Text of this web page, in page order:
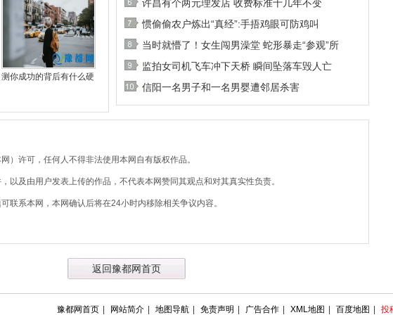
测你成功的背后有什么硬
许昌有个两元理发店 收费标准十几年不变
惯偷偷农户炼出“真经”:手捂鸡眼可防鸡叫
当时就懵了！女生闯男澡堂 蛇形暴走“参观”所
监拍女司机飞车冲下天桥 瞬间坠落车毁人亡
信阳一名男子和一名男婴遭邻居杀害
）许可，任何人不得非法使用本网自有版权作品。
以及由用户发表上传的作品，不代表本网赞同其观点和对其真实性负责。
联系本网，本网确认后将在24小时内移除相关争议内容。
返回豫都网首页
豫都网首页 网站简介 地图导航 免责声明 广告合作 XML地图 百度地图 投